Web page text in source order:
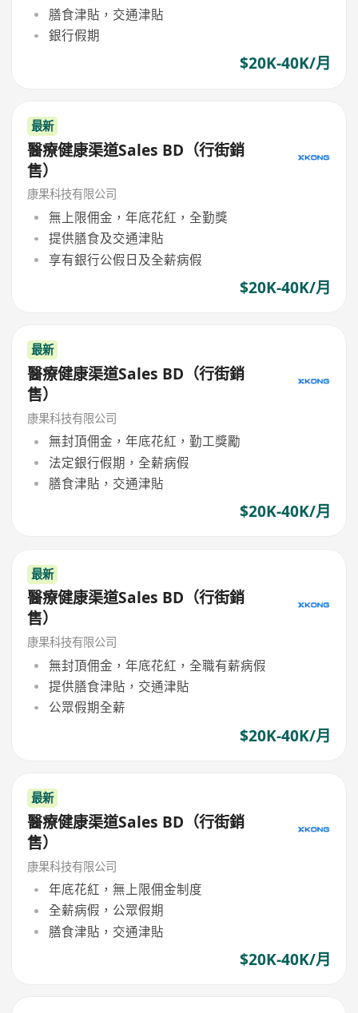
膳食津貼，交通津貼
銀行假期
$20K-40K/月
最新
醫療健康渠道Sales BD（行街銷
售）
康果科技有限公司
無上限佣金，年底花紅，全勤獎
提供膳食及交通津貼
享有銀行公假日及全薪病假
$20K-40K/月
最新
醫療健康渠道Sales BD（行街銷
售）
康果科技有限公司
無封頂佣金，年底花紅，勤工獎勵
法定銀行假期，全薪病假
膳食津貼，交通津貼
$20K-40K/月
最新
醫療健康渠道Sales BD（行街銷
售）
康果科技有限公司
無封頂佣金，年底花紅，全職有薪病假
提供膳食津貼，交通津貼
公眾假期全薪
$20K-40K/月
最新
醫療健康渠道Sales BD（行街銷
售）
康果科技有限公司
年底花紅，無上限佣金制度
全薪病假，公眾假期
膳食津貼，交通津貼
$20K-40K/月